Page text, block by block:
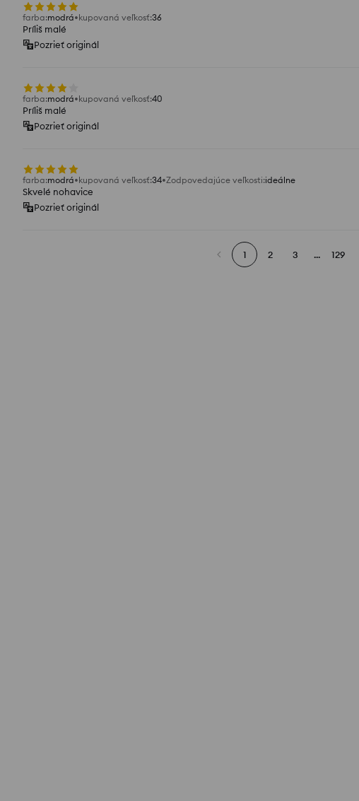
farba:modrá kupovaná veľkosť:36
Príliš malé
Pozrieť originál
farba:modrá kupovaná veľkosť:40
Príliš malé
Pozrieť originál
farba:modrá kupovaná veľkosť:34 Zodpovedajúce veľkosti:ideálne
Skvelé nohavice
Pozrieť originál
1 2 3 ... 129